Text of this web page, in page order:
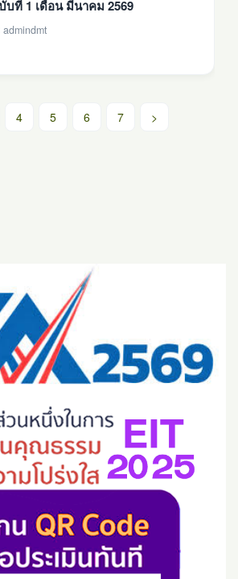
ประจำสัปดาห์ ฉบับที่ 1 เดือน มีนาคม 2569
admindmt
4 5 6 7
>